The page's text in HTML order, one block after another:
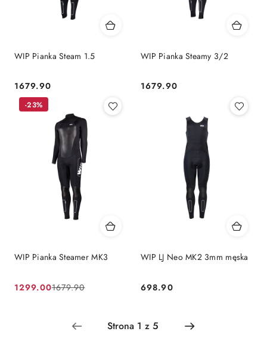
WIP Pianka Steam 1.5
Cena:
1679.90
WIP Pianka Steamy 3/2
Cena:
1679.90
WIP Pianka Steamer MK3
Cena
1299.00
Cena
1679.90
-23%
WIP LJ Neo MK2 3mm męska
Cena:
698.90